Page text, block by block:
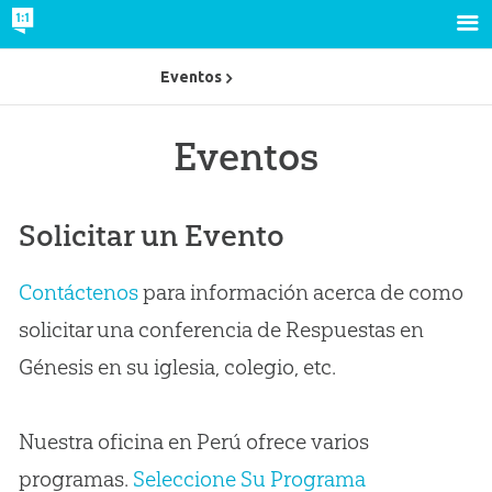
Eventos
Solicitar un Evento
Contáctenospara información acerca de como
solicitar una conferencia de Respuestas en
Génesis en su iglesia, colegio, etc.
Nuestra oficina en Perú ofrece varios
programas. Seleccione Su Programa
Eventos